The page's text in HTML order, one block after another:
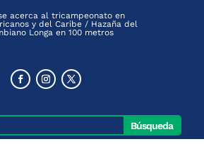
acerca al tricampeonato en
y del Caribe / Hazaña del
Longa en 100 metros